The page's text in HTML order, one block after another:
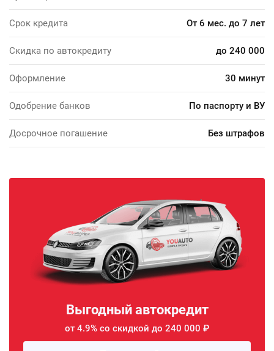
Срок кредита От 6 мес. до 7 лет
Скидка по автокредиту до 240 000
Оформление 30 минут
Одобрение банков По паспорту и ВУ
Досрочное погашение Без штрафов
Выгодный автокредит
от 4.9% со скидкой до 240 000 ₽